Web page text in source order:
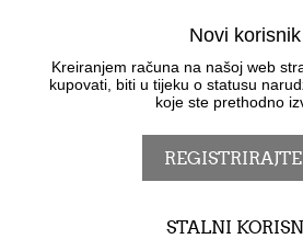
Novi korisnik
Kreiranjem računa na našoj web
kupovati, biti u tijeku o statusu
koje ste prethodno
STALNI